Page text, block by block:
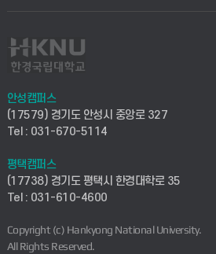
사회안전시스템공학부
컴퓨터응용수학부
ICT로봇기계공학부
전자전기공학부
디자인건축융합학부
사이버캠퍼스(전문학사 및 전공심화)
시설바로처리서비스
연구실안전관리시스템
산학연구관리시스템
산학협력단
취업지원센터
창업지원센터
현장실습지원센터
안성캠퍼스
(17579) 경기도 안성시 중앙로 327
Tel : 031-670-5114
평택캠퍼스
(17738) 경기도 평택시 한경대학로 35
Tel : 031-610-4600
Copyright (c) Hankyong National University.
All Rights Reserved.